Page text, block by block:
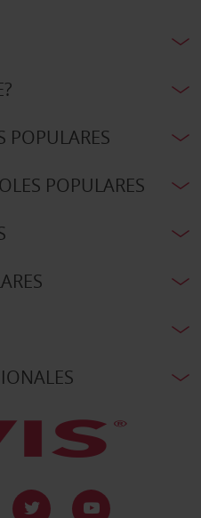
POPULARES
POPULARES